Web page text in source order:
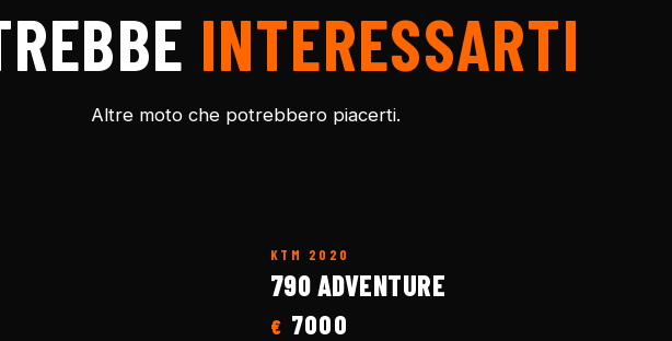
INTERESSARTI
Altre moto che potrebbero piacerti.
KTM 2020
790 ADVENTURE
€ 7000